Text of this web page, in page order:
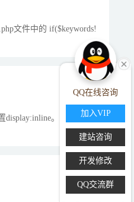
文件中的 if($keywords!
display:inline。既然设置了
QQ在线咨询
加入VIP
建站咨询
开发修改
QQ交流群